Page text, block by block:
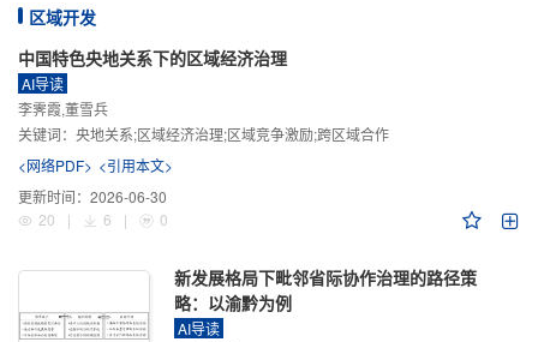
区域开发
中国特色央地关系下的区域经济治理
AI导读
李霁霞,董雪兵
关键词： 央地关系;区域经济治理;区域竞争激励;跨区域合作
<网络PDF> <引用本文>
更新时间： 2026-06-30
20
| 6 | 0
新发展格局下毗邻省际协作治理的路径策
略：以渝黔为例
AI导读